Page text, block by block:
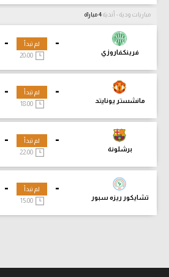
مباريات ودية - أندية
-
فرينكفاروزي
- لم تبدأ
-
مانشستر يونايتد
- لم تبدأ
18:00
-
برشلونة
- لم تبدأ
-
تشايكور ريزه سبور
- لم تبدأ
15:00